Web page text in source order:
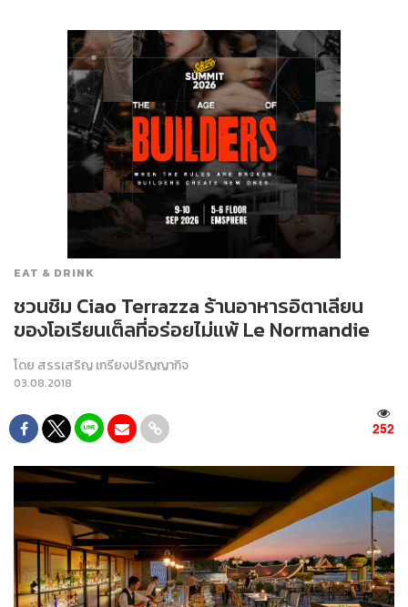
EAT & DRINK
ชวนชิม Ciao Terrazza ร้านอาหารอิตาเลียน
ของโอเรียนเต็ลที่อร่อยไม่แพ้ Le Normandie
โดย สรรเสริญ เกรียงปริญญากิจ
03.08.2018
252